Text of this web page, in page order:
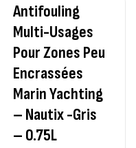
Antifouling
Multi-Usages
Pour Zones Peu
Encrassées
Marin Yachting
– Nautix -gris
– 0.75L